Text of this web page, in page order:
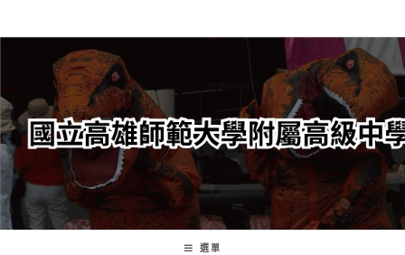
轉
要
內
容
選單